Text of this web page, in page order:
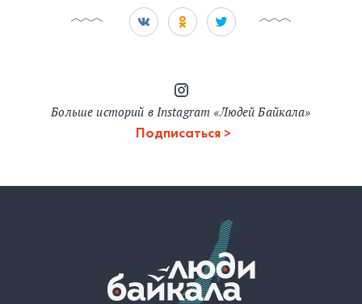
Больше историй в Instagram «Людей Байкала»
Подписаться